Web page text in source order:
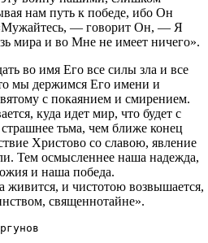
нам путь к победе, ибо Он
«Мужайтесь, — говорит Он, — Я
мира и во Мне не имеет ничего».
во имя Его все силы зла и все
мы держимся Его имени и
с покаянием и смирением.
куда идет мир, что будет с
тьма, чем ближе конец
Христово со славою, явление
Тем осмысленнее наша надежда,
и наша победа.
и чистотою возвышается,
священнотайне».